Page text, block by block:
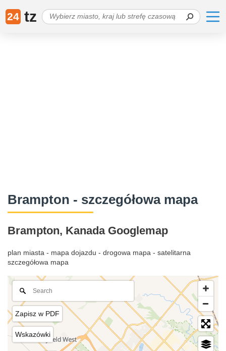
24 tz
Brampton - szczegółowa mapa
Brampton, Kanada Googlemap
plan miasta - mapa dojazdu - drogowa mapa - satelitarna
szczegółowa mapa
Zapisz w PDF
Wskazówki